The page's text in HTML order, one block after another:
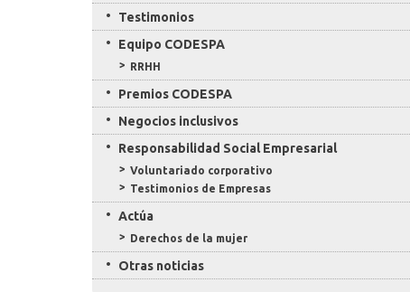
Testimonios
Equipo CODESPA
RRHH
Premios CODESPA
Negocios inclusivos
Responsabilidad Social Empresarial
Voluntariado corporativo
Testimonios de Empresas
Actúa
Derechos de la mujer
Otras noticias